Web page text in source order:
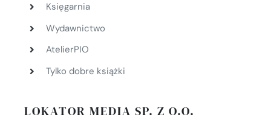
Księgarnia
Wydawnictwo
AtelierPIO
Tylko dobre książki
LOKATOR MEDIA SP. Z O.O.